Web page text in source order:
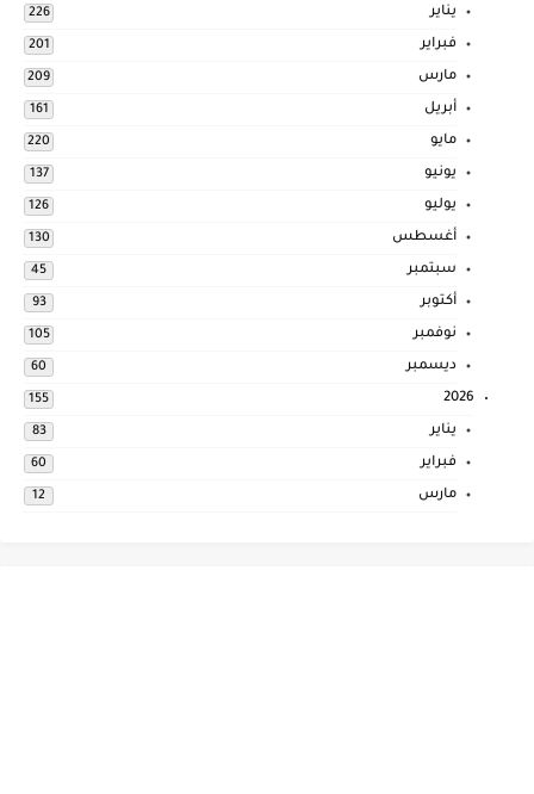
يناير 226
فبراير 201
مارس 209
أبريل 161
مايو 220
يونيو 137
يوليو 126
أغسطس 130
سبتمبر 45
أكتوبر 93
نوفمبر 105
ديسمبر 60
2026
155
يناير 83
فبراير 60
مارس 12